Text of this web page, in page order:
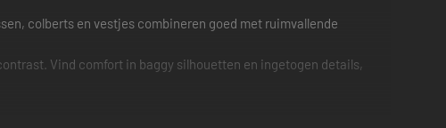
colberts en vestjes combineren goed met ruimvallende
Vind comfort in baggy silhouetten en ingetogen details,